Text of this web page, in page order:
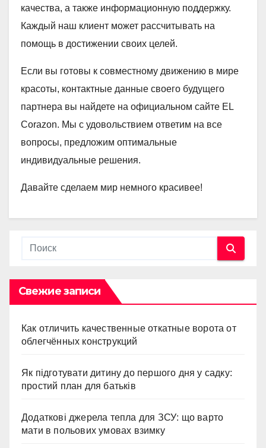
качества, а также информационную поддержку.
Каждый наш клиент может рассчитывать на
помощь в достижении своих целей.
Если вы готовы к совместному движению в мире
красоты, контактные данные своего будущего
партнера вы найдете на официальном сайте EL
Corazon. Мы с удовольствием ответим на все
вопросы, предложим оптимальные
индивидуальные решения.
Давайте сделаем мир немного красивее!
Свежие записи
Как отличить качественные откатные ворота от
облегчённых конструкций
Як підготувати дитину до першого дня у садку:
простий план для батьків
Додаткові джерела тепла для ЗСУ: що варто
мати в польових умовах взимку